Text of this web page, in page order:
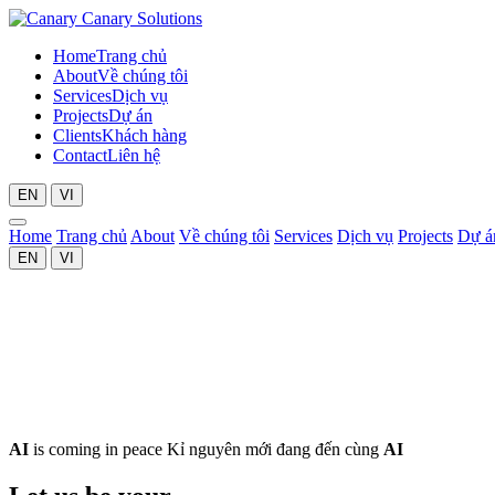
Canary Solutions
HomeTrang chủ
AboutVề chúng tôi
ServicesDịch vụ
ProjectsDự án
ClientsKhách hàng
ContactLiên hệ
EN VI
Home Trang chủ About Về chúng tôi Services Dịch vụ Projects Dự
EN VI
AI is coming in peace Kỉ nguyên mới đang đến cùng AI